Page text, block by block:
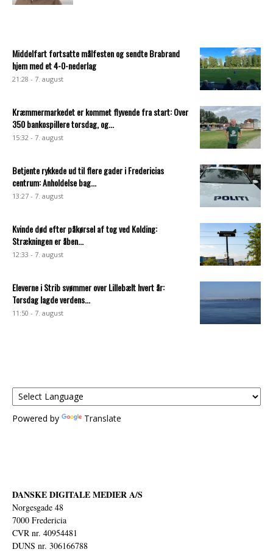
Middelfart fortsatte målfesten og sendte Brabrand
hjem med et 4-0-nederlag
21:28 - 7. august
Kræmmermarkedet er kommet flyvende fra start: Over
350 bankospillere torsdag, og...
15:32 - 7. august
Betjente rykkede ud til flere gader i Fredericias
centrum: Anholdelse bag...
13:27 - 7. august
Kvinde død efter påkørsel af tog ved Kolding:
Strækningen er åben...
12:33 - 7. august
Eleverne i Strib svømmer over Lillebælt hvert år:
Torsdag lagde verdens...
11:50 - 7. august
Powered by Translate
DANSKE DIGITALE MEDIER A/S
Norgesgade 48
7000 Fredericia
CVR nr. 40954481
DUNS nr. 306166788